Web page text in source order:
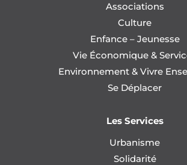
Associations
Culture
Enfance – Jeunesse
Vie Économique &
Environnement & Vivre
Se Déplacer
Les Services
Urbanisme
Solidarité